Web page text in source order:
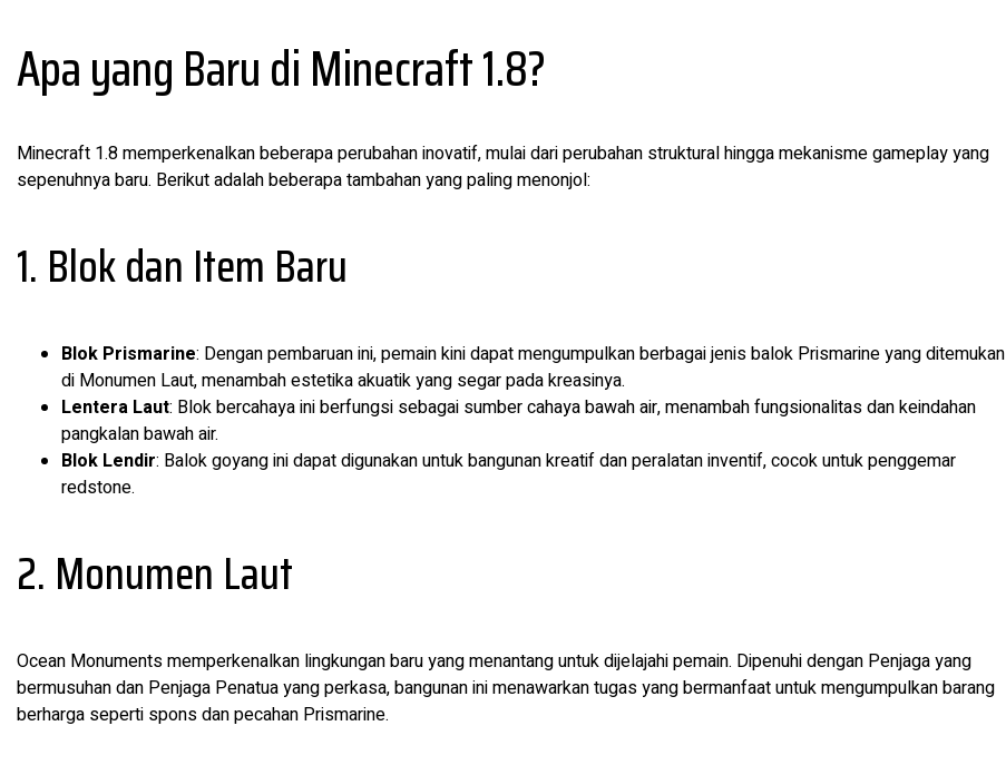
Apa yang Baru di Minecraft 1.8?
Minecraft 1.8 memperkenalkan beberapa perubahan inovatif, mulai dari perubahan struktural hingga mekanisme gameplay yang
sepenuhnya baru. Berikut adalah beberapa tambahan yang paling menonjol:
1. Blok dan Item Baru
Blok Prismarine: Dengan pembaruan ini, pemain kini dapat mengumpulkan berbagai jenis balok Prismarine yang ditemukan
di Monumen Laut, menambah estetika akuatik yang segar pada kreasinya.
Lentera Laut: Blok bercahaya ini berfungsi sebagai sumber cahaya bawah air, menambah fungsionalitas dan keindahan
pangkalan bawah air.
Blok Lendir: Balok goyang ini dapat digunakan untuk bangunan kreatif dan peralatan inventif, cocok untuk penggemar
redstone.
2. Monumen Laut
Ocean Monuments memperkenalkan lingkungan baru yang menantang untuk dijelajahi pemain. Dipenuhi dengan Penjaga yang
bermusuhan dan Penjaga Penatua yang perkasa, bangunan ini menawarkan tugas yang bermanfaat untuk mengumpulkan barang
berharga seperti spons dan pecahan Prismarine.